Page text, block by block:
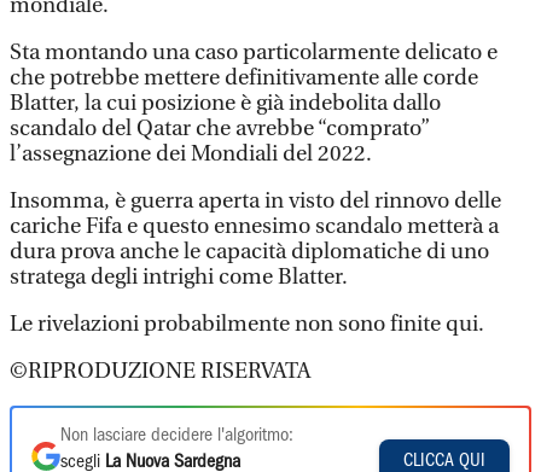
mondiale.
Sta montando una caso particolarmente delicato e
che potrebbe mettere definitivamente alle corde
Blatter, la cui posizione è già indebolita dallo
scandalo del Qatar che avrebbe “comprato”
l’assegnazione dei Mondiali del 2022.
Insomma, è guerra aperta in visto del rinnovo delle
cariche Fifa e questo ennesimo scandalo metterà a
dura prova anche le capacità diplomatiche di uno
stratega degli intrighi come Blatter.
Le rivelazioni probabilmente non sono finite qui.
©RIPRODUZIONE RISERVATA
Non lasciare decidere l'algoritmo:
scegli La Nuova Sardegna
CLICCA QUI